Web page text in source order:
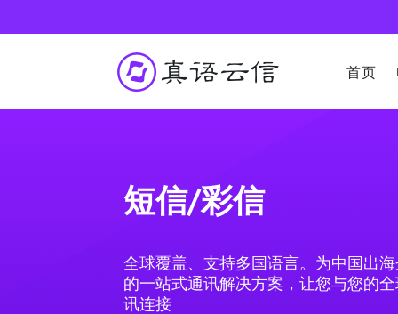
首页
短信/彩信
全球覆盖、支持多国语言。为中国出
的一站式通讯解决方案，让您与您的
讯连接